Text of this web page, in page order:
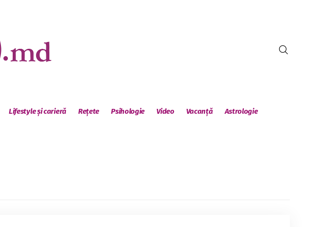
Lifestyle și carieră Rețete Psihologie Video Vacanță Astrologie